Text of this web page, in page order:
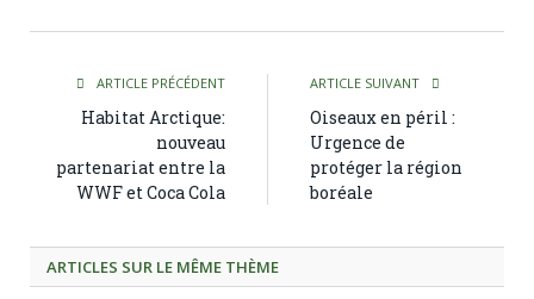
ARTICLE PRÉCÉDENT
Habitat Arctique:
nouveau
partenariat entre la
WWF et Coca Cola
ARTICLE SUIVANT
Oiseaux en péril :
Urgence de
protéger la région
boréale
ARTICLES SUR LE MÊME THÈME